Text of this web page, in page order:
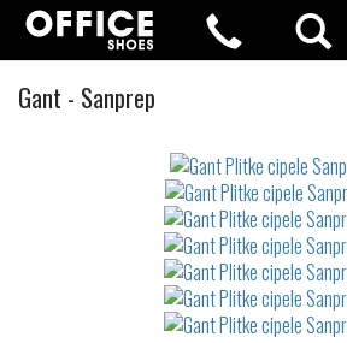
Gant Plitke
cipele
- Sanprep